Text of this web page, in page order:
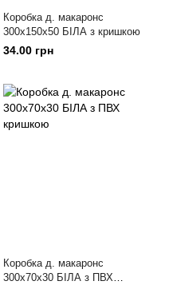
Коробка д. макаронс
300х150х50 БІЛА з кришкою
34.00 грн
Коробка д. макаронс
300х70х30 БІЛА з ПВХ